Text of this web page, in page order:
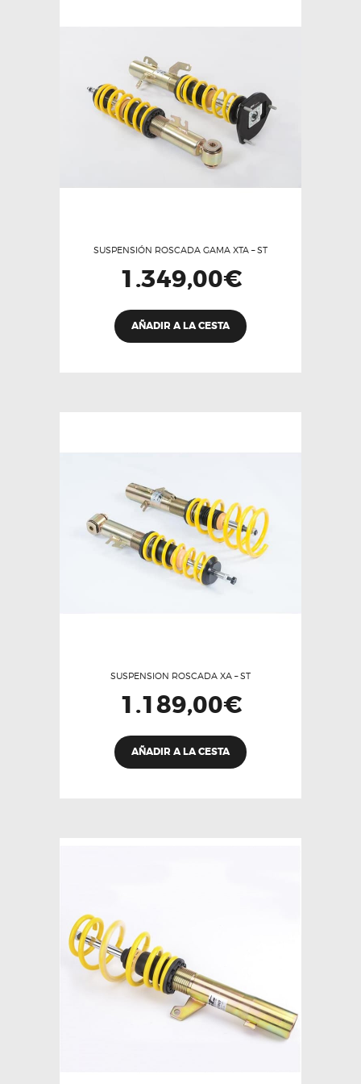
SUSPENSIÓN ROSCADA GAMA XTA – ST
1.349,00€
AÑADIR A LA CESTA
SUSPENSION ROSCADA XA – ST
1.189,00€
AÑADIR A LA CESTA